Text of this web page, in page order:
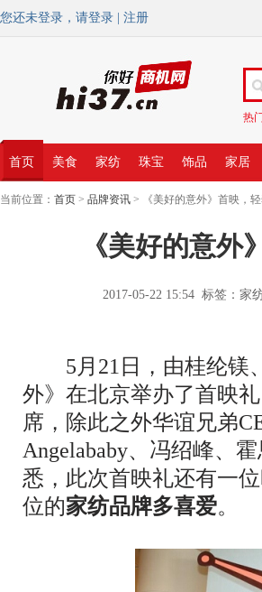
您还未登录，请登录 注册
热
首页 美食 家纺 珠宝 饰品 家居
当前位置： 首页 > 品牌资讯 > 《美好的意外》首映，
《美好的意
2017-05-22 15:54 标签：家
5月21日，由桂纶镁
外》在北京举办了首映
席，除此之外华谊兄弟
Angelababy、冯绍峰、
悉，此次首映礼还有一
位的家纺品牌多喜爱。